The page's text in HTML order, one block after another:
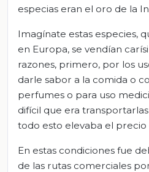
especias eran el oro de la
Imagínate estas especies,
en Europa, se vendían
razones, primero, por los
darle sabor a la comida o
perfumes o para uso
difícil que era
todo esto elevaba el precio
En estas condiciones fue
de las rutas comerciales